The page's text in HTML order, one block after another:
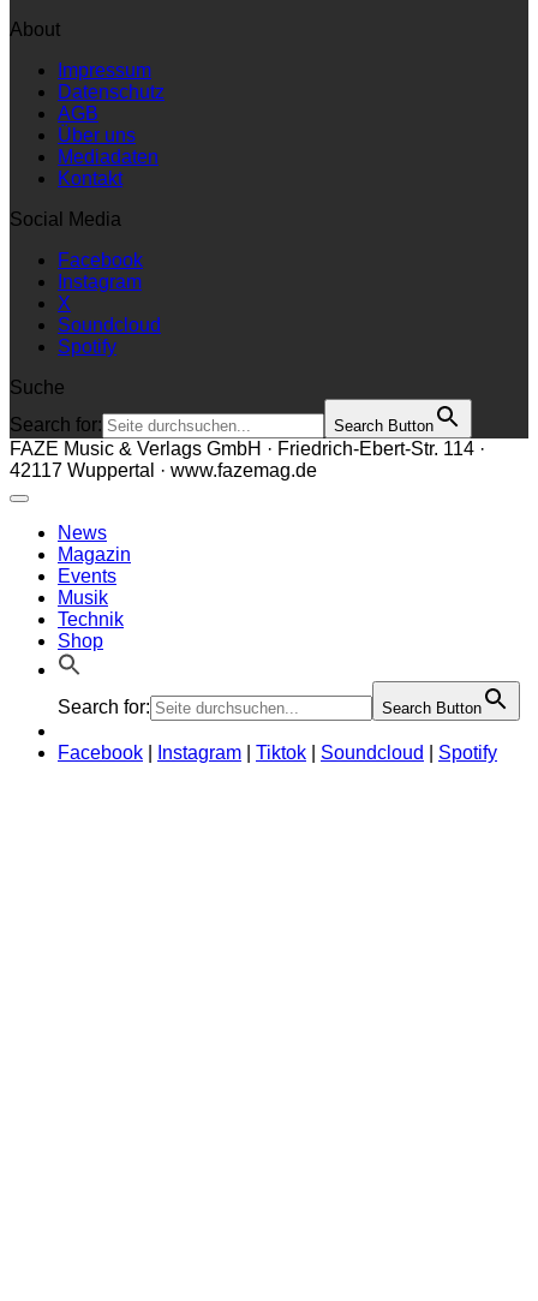
About
Impressum
Datenschutz
AGB
Über uns
Mediadaten
Kontakt
Social Media
Facebook
Instagram
X
Soundcloud
Spotify
Suche
Search for:
Search Button
FAZE Music & Verlags GmbH · Friedrich-Ebert-Str. 114 ·
42117 Wuppertal · www.fazemag.de
News
Magazin
Events
Musik
Technik
Shop
Search for: Search Button
Facebook Instagram Tiktok Soundcloud Spotify